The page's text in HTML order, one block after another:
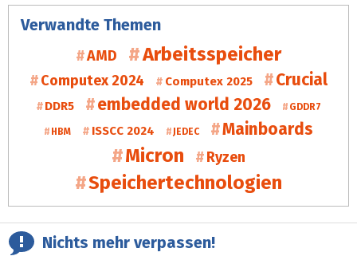
Verwandte Themen
AMD Arbeitsspeicher
Computex 2024 Computex 2025 Crucial
DDR5 embedded world 2026 GDDR7
HBM ISSCC 2024 JEDEC Mainboards
Micron Ryzen
Speichertechnologien
Nichts mehr verpassen!